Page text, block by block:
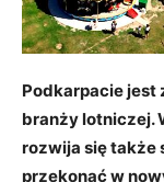
Podkarpacie jest
branży lotniczej.
rozwija się także
przekonać w